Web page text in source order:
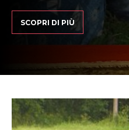
SCOPRI DI PIÙ